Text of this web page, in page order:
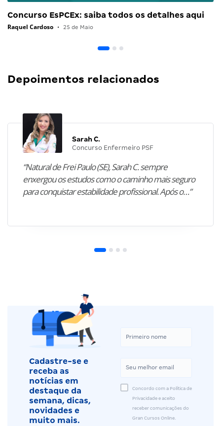
Concurso EsPCEx: saiba todos os detalhes aqui
Raquel Cardoso • 25 de Maio
Depoimentos relacionados
Sarah C.
Concurso Enfermeiro PSF
“Natural de Frei Paulo (SE), Sarah C. sempre
enxergou os estudos como o caminho mais seguro
para conquistar estabilidade profissional. Após o…”
Cadastre-se e
receba as
notícias em
destaque da
semana, dicas,
novidades e
muito mais.
Concordo com a Política de
Privacidade e aceito
receber comunicações do
Gran Cursos Online.